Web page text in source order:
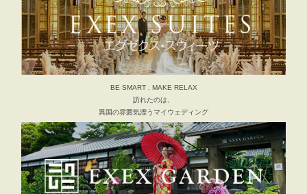
BE SMART , MAKE RELAX
訪れたのは、
異国の雰囲気漂うマイウェディング